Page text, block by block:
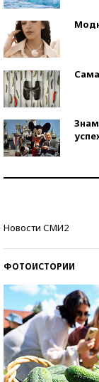
Новости СМИ2
ФОТОИСТОРИИ